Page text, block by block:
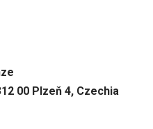
00 Plzeň 4, Czechia